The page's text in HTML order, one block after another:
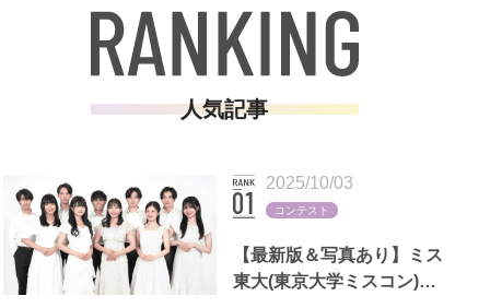
人気記事
【最新版＆写真あり】ミス
東大(東京大学ミスコン)歴
2025/10/03
コンテスト